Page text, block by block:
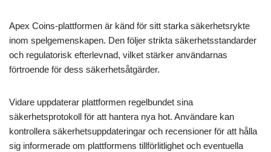
Apex Coins-plattformen är känd för sitt starka säkerhetsrykte
inom spelgemenskapen. Den följer strikta säkerhetsstandarder
och regulatorisk efterlevnad, vilket stärker användarnas
förtroende för dess säkerhetsåtgärder.
Vidare uppdaterar plattformen regelbundet sina
säkerhetsprotokoll för att hantera nya hot. Användare kan
kontrollera säkerhetsuppdateringar och recensioner för att hålla
sig informerade om plattformens tillförlitlighet och eventuella